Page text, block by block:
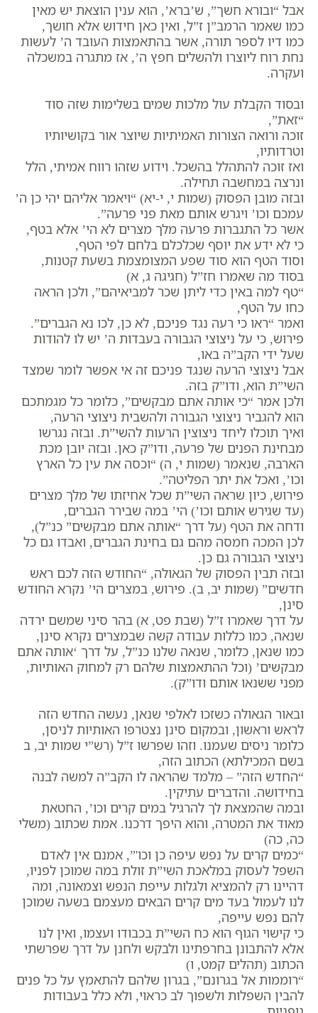
אבל “ובורא חשך”, ש’ברא’, הוא ענין הוצאת יש מאין
כמו שאמר הרמב”ן ז”ל, ואין כאן חידוש אלא חושך,
כמו דיו לספר תורה, אשר בהתאמצות העובד ה’ לעשות
נחת רוח ליוצרו ולהשלים חפץ ה’, אז מתגרה במשכלה
ועקרה.
ובסוד הקבלת עול מלכות שמים בשלימות שזה סוד
“זאת”,
זוכה ורואה הצורות האמיתיות שיוצר אור בקושיותיו
וטרדותיו,
ואז זוכה להתהלל בהשכל. וידוע שזהו רווח אמיתי, הלל
ונרצה במחשבה תחילה.
ובזה מובן הפסוק (שמות י, י-יא) “ויאמר אליהם יהי כן ה’
עמכם וכו’ ויגרש אותם מאת פני פרעה”.
אשר כל התגברות פרעה מלך מצרים לא הי’ אלא בטף,
כי לא ידע את יוסף שכלכלם בלחם לפי הטף,
וסוד הטף הוא סוד שפע המצומצמת בשעת קטנות,
בסוד מה שאמרו חז”ל (חגיגה ג, א)
“טף למה באין כדי ליתן שכר למביאיהם”, ולכן הראה
כחו על הטף,
ואמר “ראו כי רעה נגד פניכם, לא כן, לכו נא הגברים”.
פירוש, כי על ניצוצי הגבורה בעבדות ה’ יש לו להודות
שעל ידי הקב”ה באו,
אבל ניצוצי הרעה שנגד פניכם זה אי אפשר לומר שמצד
השי”ת הוא, ודו”ק בזה.
ולכן אמר “כי אותה אתם מבקשים”, כלומר כל מגמתכם
הוא להגביר ניצוצי הגבורה ולהשבית ניצוצי הרעה,
ואיך תוכלו ליחד ניצוצין הרעות להשי”ת. ובזה נגרשו
מבחינת הפנים של פרעה, ודו”ק כאן. ובזה יובן מכת
הארבה, שנאמר (שמות י, ה) “וכסה את עין כל הארץ
וכו’, ואכל את יתר הפליטה”.
פירוש, כיון שראה השי”ת שכל אחיזתו של מלך מצרים
(עד שגירש אותם וכו’) הי’ במה שבירר הגברים,
ודחה את הטף (על דרך “אותה אתם מבקשים” כנ”ל),
לכן המכה חמסה מהם גם בחינת הגברים, ואבדו גם כל
ניצוצי הגבורה גם כן.
ובזה תבין הפסוק של הגאולה, “החודש הזה לכם ראש
חדשים” (שמות יב, ב). פירוש, במצרים הי’ נקרא החודש
סינן,
על דרך שאמרו ז”ל (שבת פט, א) בהר סיני שמשם ירדה
שנאה, כמו כללות עבודה קשה שבמצרים נקרא סינן,
כמו שנאן, כלומר, שנאה שלנו כנ”ל, על דרך ‘אותה אתם
מבקשים’ (וכל ההתאמצות שלהם רק למחוק האותיות,
מפני ששנאו אותם ודו”ק).
ובאור הגאולה כשזכו לאלפי שנאן, נעשה החדש הזה
לראש וראשון, ובמקום סינן נצטרפו האותיות לניסן,
כלומר ניסים שעמנו. וזהו שפרשו ז”ל (רש”י שמות יב, ב
בשם המכילתא) הכתוב הזה,
“החדש הזה” – מלמד שהראה לו הקב”ה למשה לבנה
בחידושה. והדברים עתיקין.
ובמה שהמצאת לך להרגיל במים קרים וכו’, החטאת
מאוד את המטרה, והוא היפך דרכנו. אמת שכתוב (משלי
כה, כה)
“כמים קרים על נפש עיפה כן וכו'”, אמנם אין לאדם
השפל לעסוק במלאכת השי”ת זולת במה שמוכן לפניו,
דהיינו רק להמציא ולגלות עייפת הנפש וצמאונה, ומה
לנו לעמול בעד מים קרים הבאים מעצמם בשעה שמוכן
להם נפש עייפה,
כי קישוי הגוף הוא כח השי”ת בכבודו ועצמו, ואין לנו
אלא להתבונן בחרפתינו ולבקש ולחנן על דרך שפרשתי
הכתוב (תהלים קמט, ו)
“רוממות אל בגרונם”, בגרון שלהם להתאמץ על כל פנים
להבין השפלות ולשפוך לב כראוי, ולא כלל בעבודות